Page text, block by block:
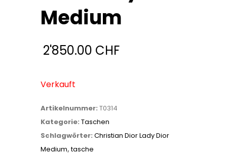
Medium
2'850.00 CHF
Verkauft
Artikelnummer: T0314
Kategorie: Taschen
Schlagwörter: Christian Dior Lady Dior
Medium,tasche